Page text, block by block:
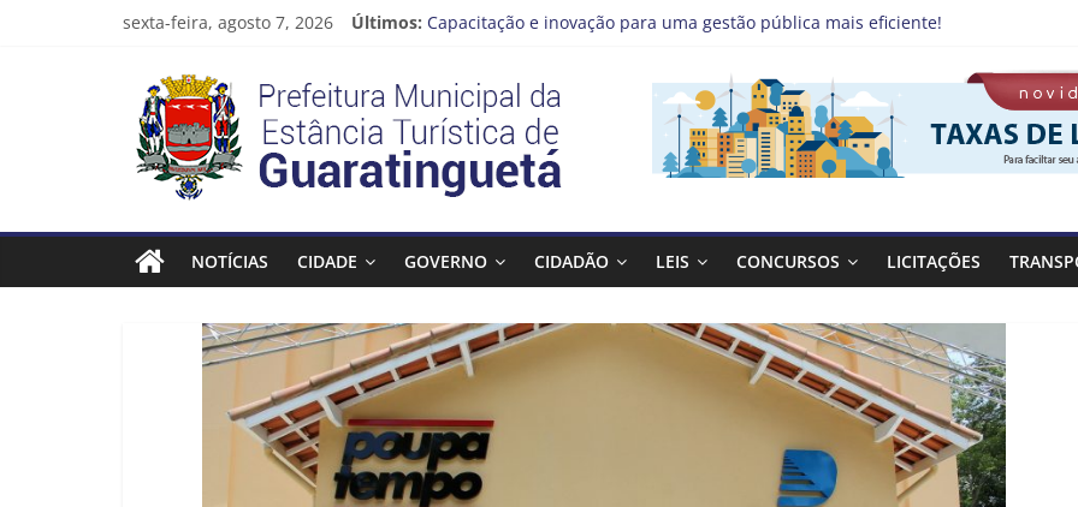
sexta-feira, agosto 7, 2026 Últimos: Capacitação e inovação para uma gestão pública mais eficiente!
Prefeitura de Guaratinguetá divulga novo cronograma dos editais da PNAB
Guaratinguetá realizará ação de vacinação contra a Febre Amarela na região da
Prefeitura
Estância
Turística
Guaratinguetá
Prefeitura
Guaratinguetá
NOTÍCIAS CIDADE GOVERNO CIDADÃO LEIS CONCURSOS LICITAÇÕES